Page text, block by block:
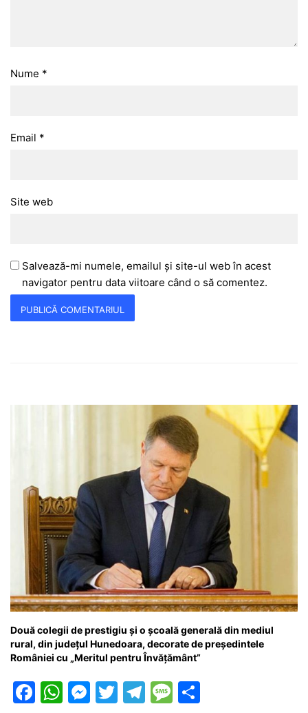
Nume *
Email *
Site web
Salvează-mi numele, emailul și site-ul web în acest
navigator pentru data viitoare când o să comentez.
Două colegii de prestigiu și o școală generală din mediul
rural, din județul Hunedoara, decorate de președintele
României cu „Meritul pentru Învățământ”
F
W M T
T
M